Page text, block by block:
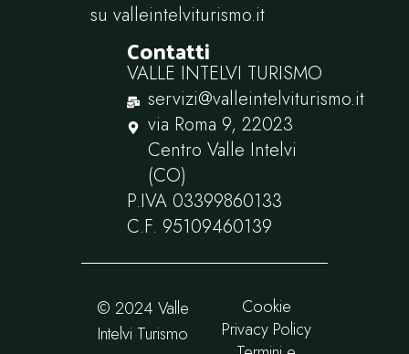
su valleintelviturismo.it
Contatti
VALLE INTELVI TURISMO
servizi@valleintelviturismo.it
via Roma 9, 22023
Centro Valle Intelvi
(CO)
P.IVA ‭03399860133‬
C.F. ‭95109460139
© 2024 Valle
Intelvi Turismo
Cookie
Privacy Policy